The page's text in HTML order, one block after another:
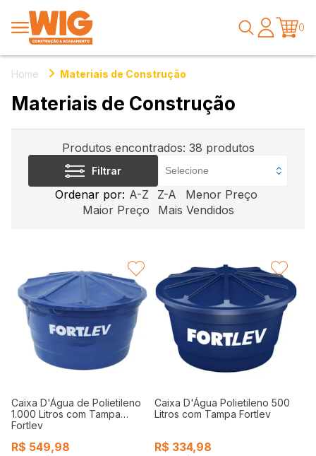
0
Home Materiais de Construção
Materiais de Construção
Produtos encontrados: 38 produtos
Filtrar
Ordenar por: A-Z Z-A
Menor Preço
Maior Preço
Mais Vendidos
Caixa D'Água de Polietileno
1.000 Litros com Tampa
Fortlev
R$ 549,98
FAVORITAR
Caixa D'Água Polietileno 500
Litros com Tampa Fortlev
R$ 334,98
FAVORITAR